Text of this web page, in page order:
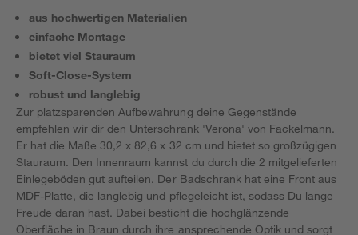
aus hochwertigen Materialien
einfache Montage
bietet viel Stauraum
Soft-Close-System
robust und langlebig
Zur platzsparenden Aufbewahrung deine Gegenstände
empfehlen wir dir den Unterschrank 'Verona' von Fackelmann.
Er hat die Maße 30,2 x 82,6 x 32 cm und bietet so großzügigen
Stauraum. Den Innenraum kannst du durch die 2 mitgelieferten
Einlegeböden gut aufteilen. Der Badschrank hat eine Front aus
MDF-Platte, die langlebig und pflegeleicht ist, sodass Du lange
Freude daran hast. Dabei besticht die hochglänzende
Oberfläche in Braun durch ihre ansprechende Optik und sorgt